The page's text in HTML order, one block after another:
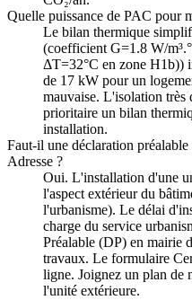
Quelle puissance de PAC pour
Le bilan thermique
(coefficient G=1.8 W/
ΔT=32°C en zone H1b))
de 17 kW pour un
mauvaise. L'isolation très
prioritaire un bilan
installation.
Faut-il une déclaration
Adresse ?
Oui. L'installation d'une
l'aspect extérieur du
l'urbanisme). Le délai
charge du service
Préalable (DP) en mairie
travaux. Le formulaire
ligne. Joignez un plan de
l'unité extérieure.